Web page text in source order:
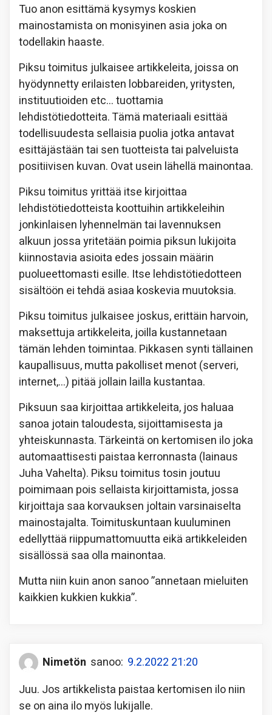
Tuo anon esittämä kysymys koskien
mainostamista on monisyinen asia joka on
todellakin haaste.
Piksu toimitus julkaisee artikkeleita, joissa on
hyödynnetty erilaisten lobbareiden, yritysten,
instituutioiden etc… tuottamia
lehdistötiedotteita. Tämä materiaali esittää
todellisuudesta sellaisia puolia jotka antavat
esittäjästään tai sen tuotteista tai palveluista
positiivisen kuvan. Ovat usein lähellä mainontaa.
Piksu toimitus yrittää itse kirjoittaa
lehdistötiedotteista koottuihin artikkeleihin
jonkinlaisen lyhennelmän tai lavennuksen
alkuun jossa yritetään poimia piksun lukijoita
kiinnostavia asioita edes jossain määrin
puolueettomasti esille. Itse lehdistötiedotteen
sisältöön ei tehdä asiaa koskevia muutoksia.
Piksu toimitus julkaisee joskus, erittäin harvoin,
maksettuja artikkeleita, joilla kustannetaan
tämän lehden toimintaa. Pikkasen synti tällainen
kaupallisuus, mutta pakolliset menot (serveri,
internet,…) pitää jollain lailla kustantaa.
Piksuun saa kirjoittaa artikkeleita, jos haluaa
sanoa jotain taloudesta, sijoittamisesta ja
yhteiskunnasta. Tärkeintä on kertomisen ilo joka
automaattisesti paistaa kerronnasta (lainaus
Juha Vahelta). Piksu toimitus tosin joutuu
poimimaan pois sellaista kirjoittamista, jossa
kirjoittaja saa korvauksen joltain varsinaiselta
mainostajalta. Toimituskuntaan kuuluminen
edellyttää riippumattomuutta eikä artikkeleiden
sisällössä saa olla mainontaa.
Mutta niin kuin anon sanoo ”annetaan mieluiten
kaikkien kukkien kukkia”.
Nimetön sanoo: 9.2.2022 21:20
Juu. Jos artikkelista paistaa kertomisen ilo niin
se on aina ilo myös lukijalle.